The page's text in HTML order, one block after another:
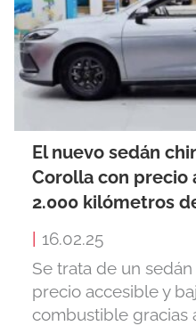
El nuevo sedán
Corolla con precio
2.000 kilómetros
16.02.25
Se trata de un
precio accesible y
combustible gracias